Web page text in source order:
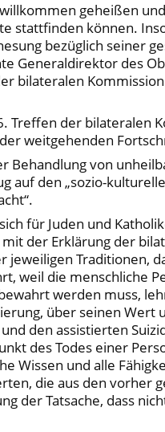
geheißen
stattfinden können.
bezüglich seiner
Generaldirektor des
bilateralen
der bilateralen
weitgehenden
von
auf den „sozio-
für Juden und
der Erklärung der
Traditionen,
weil die menschliche
werden muss,
über seinen
den assistierten
des Todes einer
Wissen und alle
die aus den vorher
der Tatsache, dass